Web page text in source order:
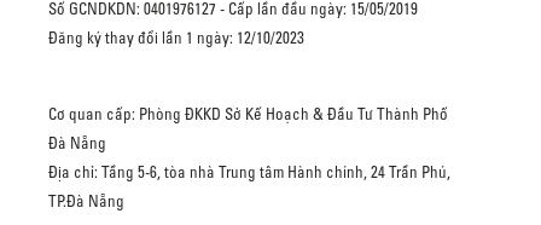
Số GCNDKDN: 0401976127 - Cấp lần đầu ngày: 15/05/2019
Đăng ký thay đổi lần 1 ngày: 12/10/2023
Cơ quan cấp: Phòng ĐKKD Sở Kế Hoạch & Đầu Tư Thành Phố
Đà Nẵng
Địa chỉ: Tầng 5-6, tòa nhà Trung tâm Hành chính, 24 Trần Phú,
TP.Đà Nẵng